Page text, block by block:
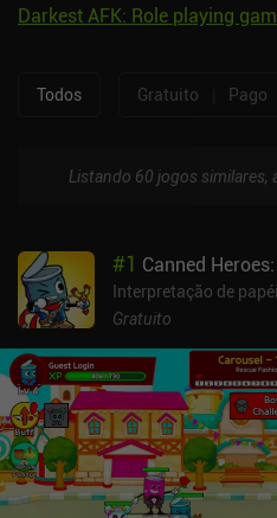
Darkest AFK: Role playing
Todos Gratuito Pago
Listando 60 jogos similares,
#1 Canned
Interpretação de
Gratuito